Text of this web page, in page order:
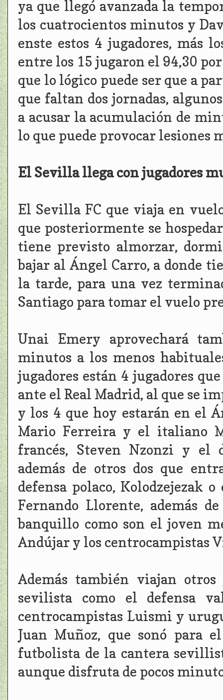
ya que llegó avanzada la
los cuatrocientos minutos y
enste estos 4 jugadores, más
entre los 15 jugaron el 94,30
que lo lógico puede ser que a
que faltan dos jornadas,
a acusar la acumulación de
lo que puede provocar lesiones
El Sevilla llega con jugadores
El Sevilla FC que viaja en
que posteriormente se
tiene previsto almorzar,
bajar al Ángel Carro, a donde
la tarde, para una vez
Santiago para tomar el vuelo
Unai Emery aprovechará
minutos a los menos
jugadores están 4 jugadores
ante el Real Madrid, al que se
y los 4 que hoy estarán en el
Mario Ferreira y el italiano
francés, Steven Nzonzi y el
además de otros dos que
defensa polaco, Kolodzejezak
Fernando Llorente, además
banquillo como son el joven
Andújar y los centrocampistas
Además también viajan
sevilista como el defensa
centrocampistas Luismi y
Juan Muñoz, que sonó para
futbolista de la cantera
aunque disfruta de pocos